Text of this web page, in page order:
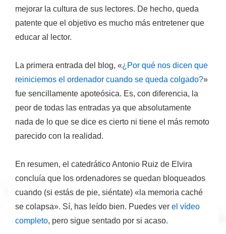
mejorar la cultura de sus lectores. De hecho, queda
patente que el objetivo es mucho más entretener que
educar al lector.
La primera entrada del blog, «¿Por qué nos dicen que
reiniciemos el ordenador cuando se queda colgado?»
fue sencillamente apoteósica. Es, con diferencia, la
peor de todas las entradas ya que absolutamente
nada de lo que se dice es cierto ni tiene el más remoto
parecido con la realidad.
En resumen, el catedrático Antonio Ruiz de Elvira
concluía que los ordenadores se quedan bloqueados
cuando (si estás de pie, siéntate) «la memoria caché
se colapsa». Sí, has leído bien. Puedes ver el vídeo
completo, pero sigue sentado por si acaso.